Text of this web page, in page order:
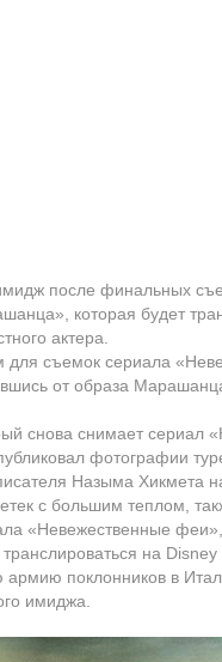
после финальных
которая будет
актера.
для съемок сериала
от образа
снова снимает сериал
фотографии
Назыма Хикмета
с большим теплом,
«Невежественные
на Disney
поклонников в
имиджа.